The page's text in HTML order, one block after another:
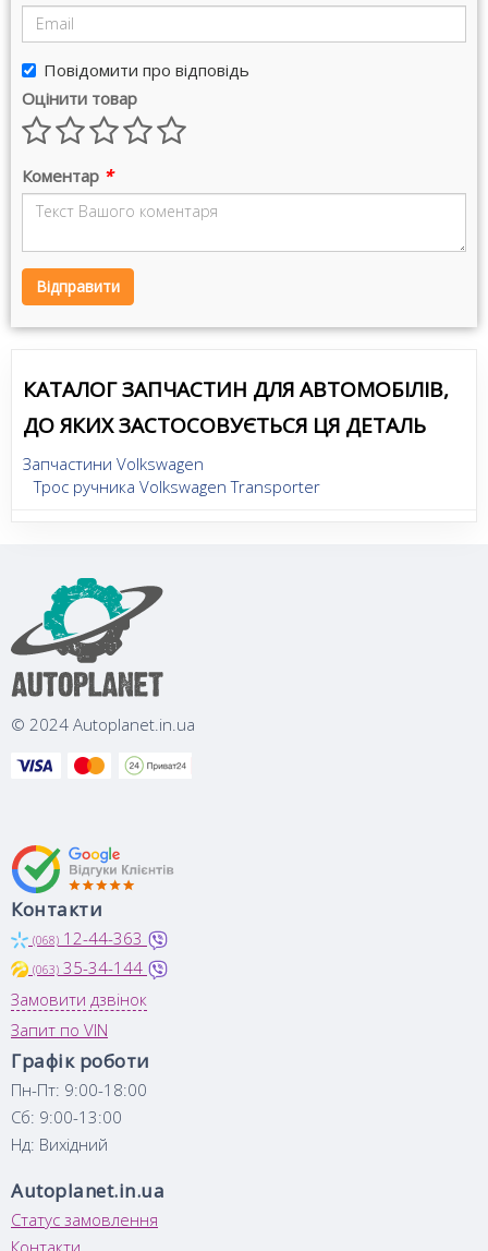
Повідомити про відповідь
Оцінити товар
Коментар *
Відправити
КАТАЛОГ ЗАПЧАСТИН ДЛЯ АВТОМОБІЛІВ,
ДО ЯКИХ ЗАСТОСОВУЄТЬСЯ ЦЯ ДЕТАЛЬ
Запчастини Volkswagen
Трос ручника Volkswagen Transporter
© 2024 Autoplanet.in.ua
Контакти
(068) 12-44-363
(063) 35-34-144
Замовити дзвінок
Запит по VIN
Графік роботи
Пн-Пт: 9:00-18:00
Сб: 9:00-13:00
Нд: Вихідний
Autoplanet.in.ua
Статус замовлення
Контакти